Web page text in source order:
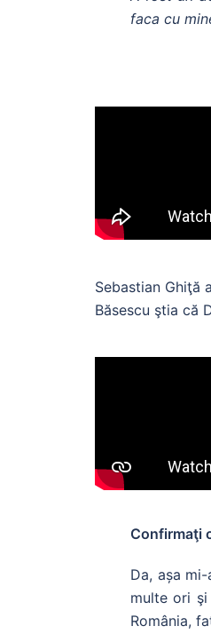
faca cu
Sebastian Ghiţă
Băsescu ştia că
Confirmaţi
Da, așa
multe ori
România,